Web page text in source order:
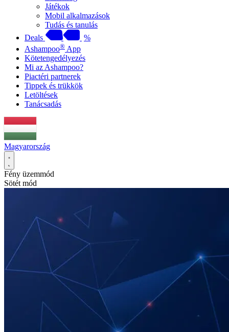
Játékok
Mobil alkalmazások
Tudás és tanulás
Deals
%
Ashampoo® App
Kötetengedélyezés
Mi az Ashampoo?
Piactéri partnerek
Tippek és trükkök
Letöltések
Tanácsadás
Magyarország
Fény üzemmód
Sötét mód